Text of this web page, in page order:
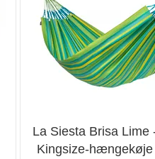
La Siesta Brisa Lime
Kingsize-hængekøje